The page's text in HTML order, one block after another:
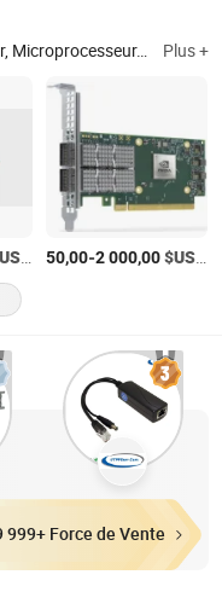
Ordinateur portable, Tablette, Logiciel, Matériel, et équipement Plus +
/Pièce
50,00-2 000,00$US/
999+ Force de Vente